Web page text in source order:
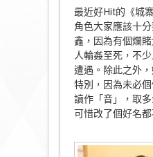
最近好Hit的《城
角色大家應該十
鑫，因為有個爛
人輪姦至死，不
遭遇。除此之外
特別，因為未必個
讀作「音」，取
可惜改了個好名